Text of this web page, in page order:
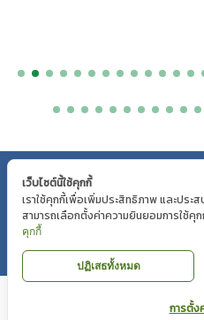
Copyright © Mahaesak Hospital
WEBMAIL
เว็บไซต์นี้ใช้คุกกี้
เราใช้คุกกี้เพื่อเพิ่มประสิทธิภาพ และประ
สามารถเลือกตั้งค่าความยินยอมการใช้คุ
คุกกี้
ปฏิเสธทั้งหมด
การตั้ง